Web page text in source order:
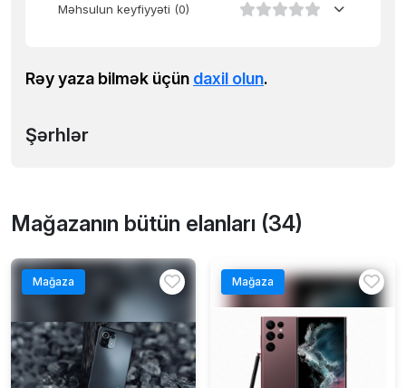
Məhsulun keyfiyyəti (0)
Rəy yaza bilmək üçün daxil olun.
Şərhlər
Mağazanın bütün elanları (34)
Mağaza Mağaza